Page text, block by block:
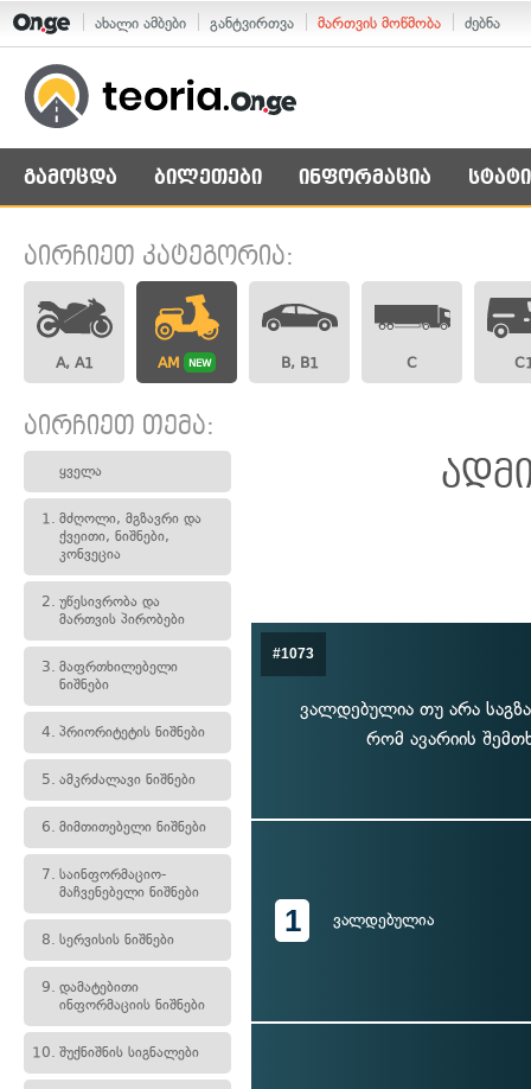
ახალი ამბები განტვირთვა მართვის მოწმობა ძებნა
გამოცდა ბილეთები ინფორმაცია
აირჩიეთ კატეგორია:
A, A1 AM NEW B, B1 C
აირჩიეთ თემა:
ყველა
1. მძღოლი, მგზავრი და
ქვეითი, ნიშნები,
კონვეცია
2. უწესივრობა და
მართვის პირობები
3. მაფრთხილებელი
ნიშნები
4. პრიორიტეტის ნიშნები
5. ამკრძალავი ნიშნები
6. მიმთითებელი ნიშნები
7. საინფორმაციო-
მაჩვენებელი ნიშნები
8. სერვისის ნიშნები
9. დამატებითი
ინფორმაციის ნიშნები
10. შუქნიშნის სიგნალები
#1073
ვალდებულია თუ არა
რომ ავარიის
1 ვალდებულია